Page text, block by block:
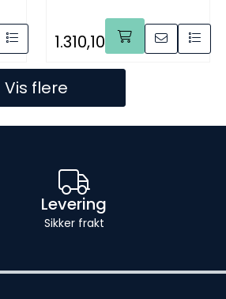
1.310,10
Vis flere
Levering
Sikker frakt